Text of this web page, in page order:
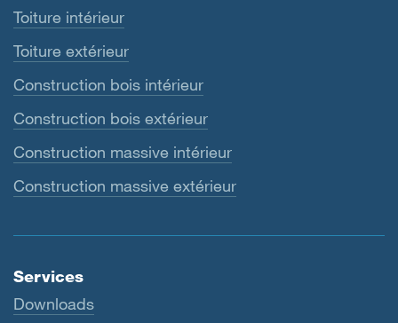
Toiture intérieur
Toiture extérieur
Construction bois intérieur
Construction bois extérieur
Construction massive intérieur
Construction massive extérieur
Services
Downloads